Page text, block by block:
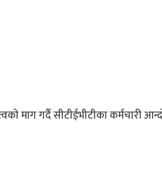
माग गर्दै सीटीईभीटीका कर्मचारी